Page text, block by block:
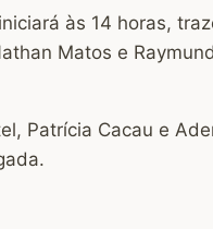
às 14 horas,
Matos e
Patrícia Cacau e